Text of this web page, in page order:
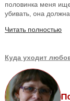
половинка меня
убивать, она
Читать полностью
Куда уходит